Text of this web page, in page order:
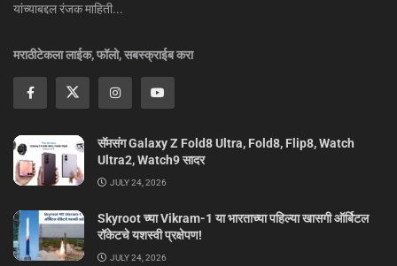
यांच्याबद्दल रंजक माहिती...
मराठीटेकला लाईक, फॉलो, सबस्क्राईब करा
सॅमसंग Galaxy Z Fold8 Ultra, Fold8, Flip8, Watch
Ultra2, Watch9 सादर
JULY 24, 2026
Skyroot च्या Vikram-1 या भारताच्या पहिल्या खासगी ऑर्बिटल
रॉकेटचे यशस्वी प्रक्षेपण!
JULY 24, 2026